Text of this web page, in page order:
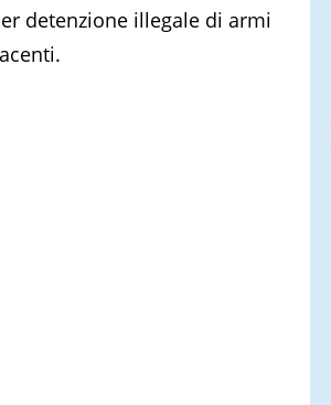
detenzione illegale di armi